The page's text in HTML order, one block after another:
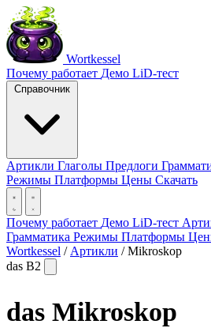
Wortkessel
Почему работает Демо LiD-тест
Справочник
Артикли Глаголы Предлоги
Режимы Платформы Цены Скачать
Почему работает Демо LiD-тест
Грамматика Режимы Платформы
Wortkessel / Артикли / Mikroskop
das B2
das Mikroskop